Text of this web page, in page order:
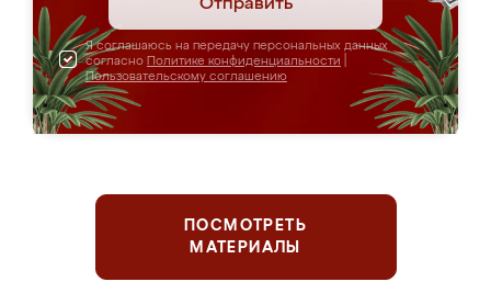
Отправить
Я соглашаюсь на передачу персональных данных
согласно Политике конфиденциальности
Пользовательскому соглашению
ПОСМОТРЕТЬ
МАТЕРИАЛЫ